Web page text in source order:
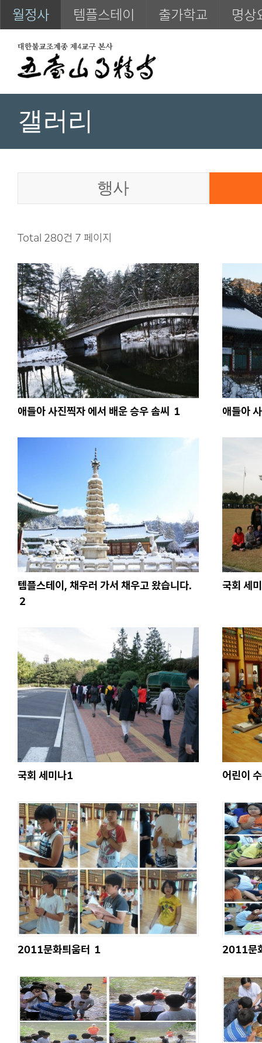
월정사 템플스테이 출가학교 명상
갤러리
행사
Total 280건 7 페이지
애들아 사진찍자 에서 배운 승우 솜씨 1 애들아
템플스테이, 채우러 가서 채우고 왔습니다.
2
국회 세
국회 세미나1 어린이
2011문화틔움터 1 2011문